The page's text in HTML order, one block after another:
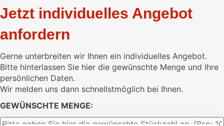
Jetzt individuelles Angebot
anfordern
Gerne unterbreiten wir Ihnen ein individuelles Angebot.
Bitte hinterlassen Sie hier die gewünschte Menge und Ihre
persönlichen Daten.
Wir melden uns dann schnellstmöglich bei Ihnen.
GEWÜNSCHTE MENGE: